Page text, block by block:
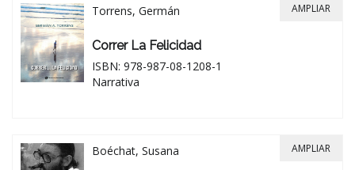
Torrens, Germán
Correr La Felicidad
ISBN: 978-987-08-1208-1
Narrativa
AMPLIAR
Boéchat, Susana AMPLIAR